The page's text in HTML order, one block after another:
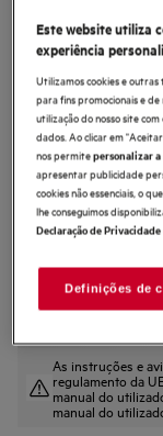
PA9000VT90
Chaminé
dB(A)
4.9
Benefícios
A tecnologia de
odores.
Adapta a intensidade
As instruções e
regulamento da
manual do
manual do
Este website utiliza
experiência
Utilizamos cookies e
para fins promocionais e
utilização do nosso site
dados. Ao clicar em
nos permitepersonalizar
apresentar publicidade
cookies não essenciais, o
lhe conseguimos
Declaração de
Definições de